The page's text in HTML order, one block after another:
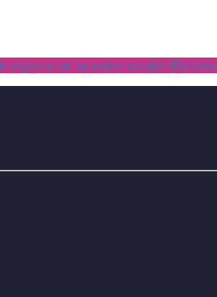
a gestionar las redes sociales